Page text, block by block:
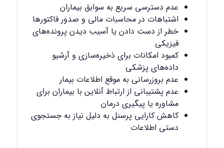
عدم دسترسی سریع به سوابق بیماران
اشتباهات در محاسبات مالی و صدور فاکتورها
خطر از دست دادن یا آسیب دیدن پرونده‌های
فیزیکی
کمبود امکانات برای ذخیره‌سازی و آرشیو
داده‌های پزشکی
عدم بروزرسانی به موقع اطلاعات بیمار
عدم پشتیبانی از ارتباط آنلاین با بیماران برای
مشاوره یا پیگیری درمان
کاهش کارایی پرسنل به دلیل نیاز به جستجوی
دستی اطلاعات